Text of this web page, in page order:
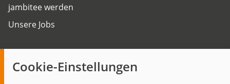
Cookie-Einstellungen
jambitee werden
Unsere Jobs